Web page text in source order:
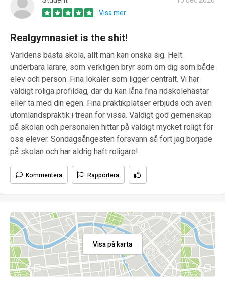
Visa mer
Realgymnasiet is the shit!
Världens bästa skola, allt man kan önska sig. Helt
underbara lärare, som verkligen bryr som om dig som både
elev och person. Fina lokaler som ligger centralt. Vi har
väldigt roliga profildag, där du kan låna fina ridskolehästar
eller ta med din egen. Fina praktikplatser erbjuds och även
utomlandspraktik i trean för vissa. Väldigt god gemenskap
på skolan och personalen hittar på väldigt mycket roligt för
oss elever. Söndagsångesten försvann så fort jag började
på skolan och har aldrig haft roligare!
Kommentera Rapportera
Visa på karta